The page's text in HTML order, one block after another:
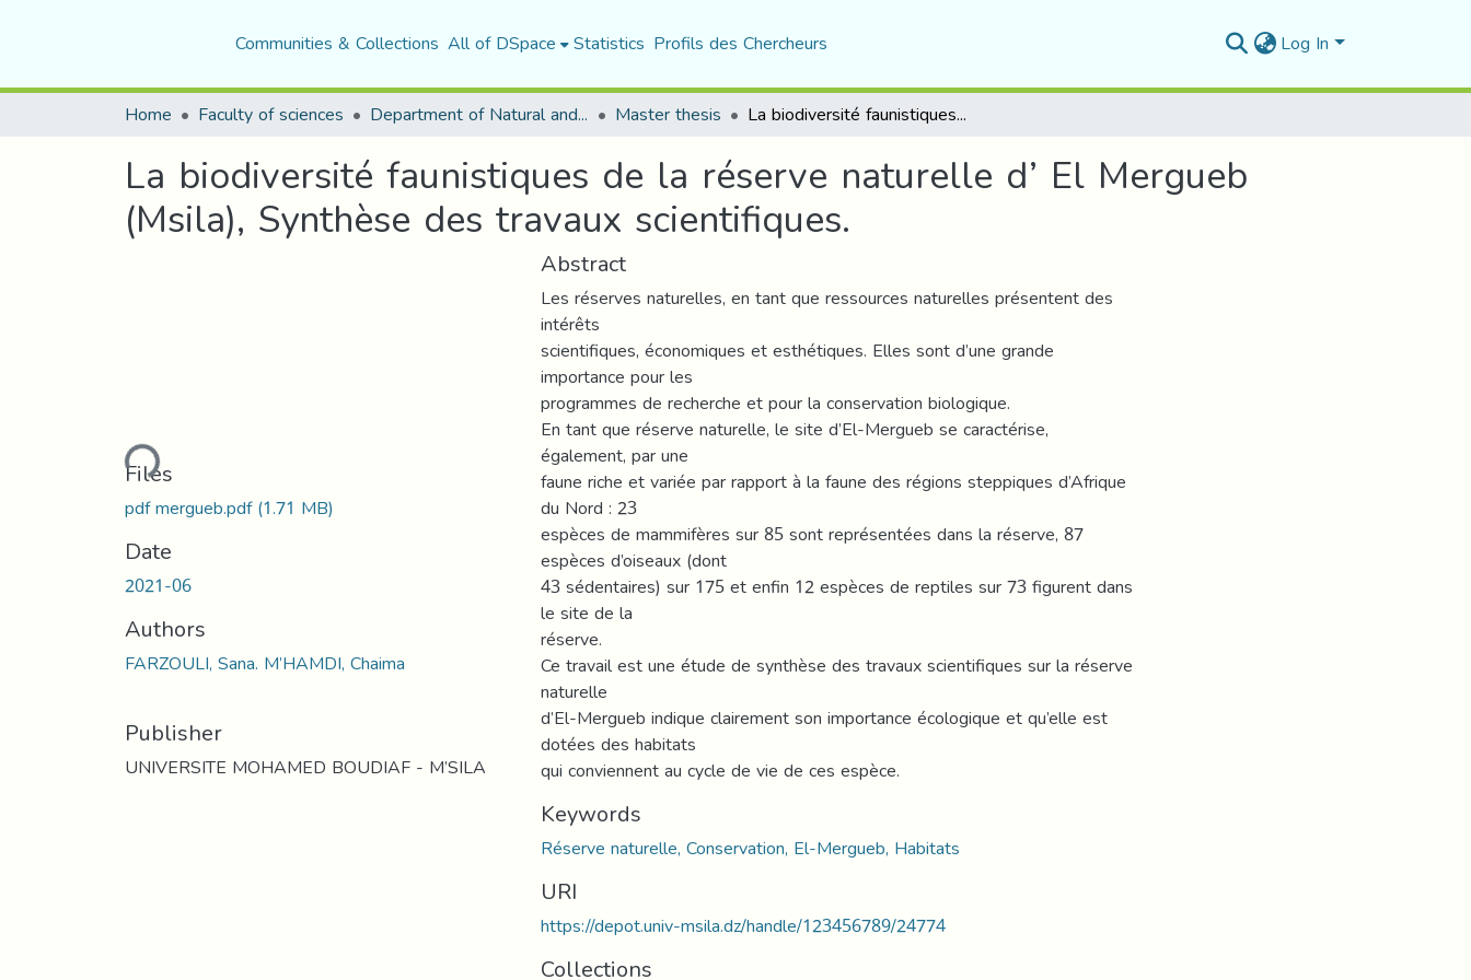
Communities & Collections All of DSpace Statistics Profils des Chercheurs Log In
Home Faculty of sciences Department of Natural and Life Sciences Master thesis La biodiversité faunistiques de la réserve naturelle d’ El Mergueb (Msila), Synthèse des travaux scientifiques.
La biodiversité faunistiques de la réserve naturelle d’ El Mergueb
(Msila), Synthèse des travaux scientifiques.
Loading...
Files
pdf mergueb.pdf(1.71 MB)
Date
2021-06
Authors
FARZOULI, Sana. M’HAMDI, Chaima
Publisher
UNIVERSITE MOHAMED BOUDIAF - M’SILA
Abstract
Les réserves naturelles, en tant que ressources naturelles présentent des
intérêts
scientifiques, économiques et esthétiques. Elles sont d’une grande
importance pour les
programmes de recherche et pour la conservation biologique.
En tant que réserve naturelle, le site d’El-Mergueb se caractérise,
également, par une
faune riche et variée par rapport à la faune des régions steppiques d’Afrique
du Nord : 23
espèces de mammifères sur 85 sont représentées dans la réserve, 87
espèces d’oiseaux (dont
43 sédentaires) sur 175 et enfin 12 espèces de reptiles sur 73 figurent dans
le site de la
réserve.
Ce travail est une étude de synthèse des travaux scientifiques sur la réserve
naturelle
d’El-Mergueb indique clairement son importance écologique et qu’elle est
dotées des habitats
qui conviennent au cycle de vie de ces espèce.
Keywords
Réserve naturelle, Conservation, El-Mergueb, Habitats
URI
https://depot.univ-msila.dz/handle/123456789/24774
Collections